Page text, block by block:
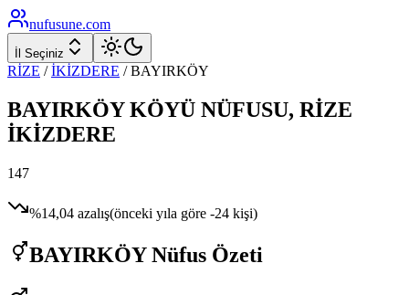
nufusune.com
İl Seçiniz
RİZE / İKİZDERE /BAYIRKÖY
BAYIRKÖYKÖYÜ NÜFUSU, RİZE
İKİZDERE
147
%14,04 azalış(önceki yıla göre -24 kişi)
BAYIRKÖYNüfus Özeti